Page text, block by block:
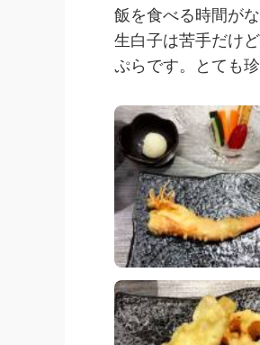
飯を食べる時間が
生白子は苦手だけ
ぷらです。とても